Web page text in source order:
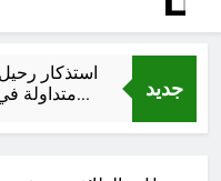
جديد
استذكار رحيل
متداولة